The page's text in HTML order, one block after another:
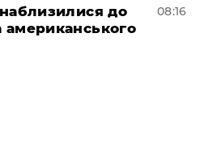
до
американського
08:16